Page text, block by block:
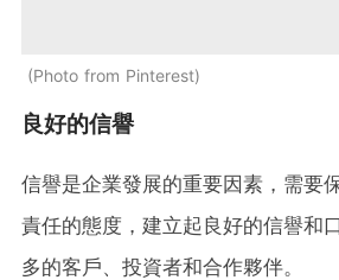
Photo from Pinterest
良好的信譽
信譽是企業發展的重要因素，需要
責任的態度，建立起良好的信譽和
多的客戶、投資者和合作夥伴。